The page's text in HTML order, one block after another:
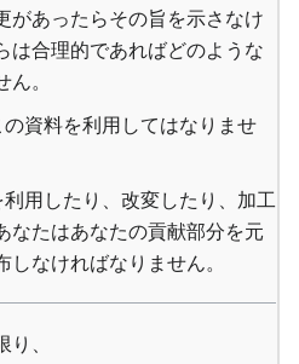
があったらその旨を示さなけ
は合理的であればどのような
。
資料を利用してはなりませ
用したり、改変したり、加工
なたはあなたの貢献部分を元
なければなりません。
、